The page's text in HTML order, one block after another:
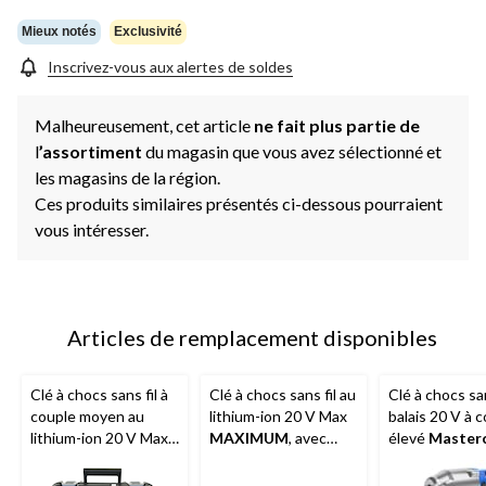
Mieux notés Exclusivité
Inscrivez-vous aux alertes de soldes
Malheureusement, cet article ne fait plus partie de
l’assortiment du magasin que vous avez sélectionné et
les magasins de la région.
Ces produits similaires présentés ci-dessous pourraient
vous intéresser.
Articles de remplacement disponibles
Clé à chocs sans fil à
couple moyen au
lithium-ion 20 V Max
batterie et chargeur,
Clé à chocs sans fil au
lithium-ion 20 V Max
MAXIMUM, avec
Clé à chocs
balais 20 V à
élevé
et chargeur